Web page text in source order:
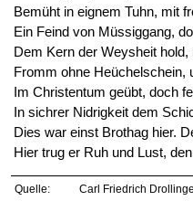
Bemüht in eignem Tuhn, mit
Ein Feind von Müssiggang,
Dem Kern der Weysheit
Fromm ohne Heüchelschein,
Im Christentum geübt, doch
In sichrer Nidrigkeit dem
Dies war einst Brothag hier.
Hier trug er Ruh und Lust,
Quelle:
Carl Friedrich